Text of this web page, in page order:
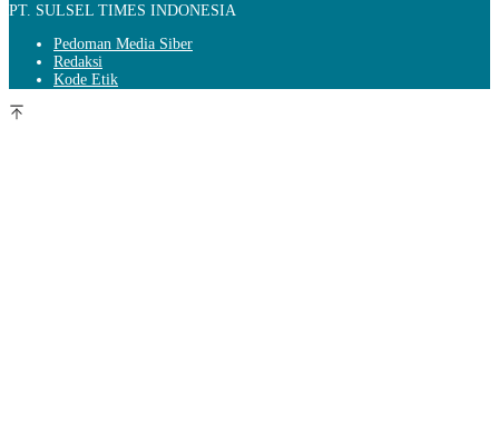
PT. SULSEL TIMES INDONESIA
Pedoman Media Siber
Redaksi
Kode Etik